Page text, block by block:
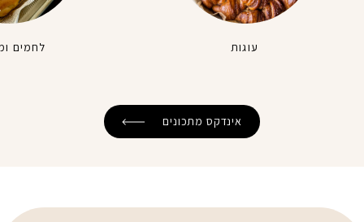
עוגות לחמים
אינדקס מתכונים